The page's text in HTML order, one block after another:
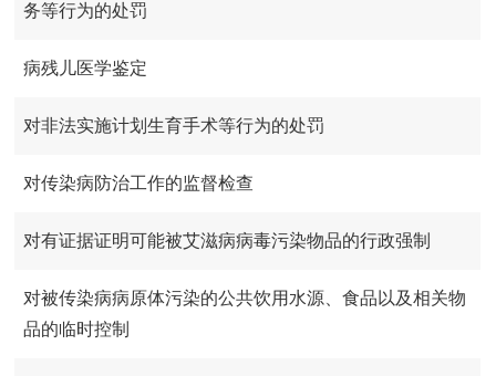
务等行为的处罚
病残儿医学鉴定
对非法实施计划生育手术等行为的处罚
对传染病防治工作的监督检查
对有证据证明可能被艾滋病病毒污染物品的行政强制
对被传染病病原体污染的公共饮用水源、食品以及相关物
品的临时控制